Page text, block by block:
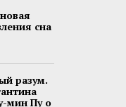
сна
разум.
мин Пу о